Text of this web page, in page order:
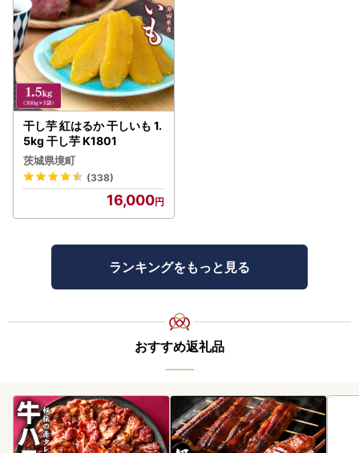
干し芋 紅はるか 干しいも 1.
5kg 干し芋 K1801
茨城県境町
(338)
16,000
ランキングをもっと見る
おすすめ返礼品